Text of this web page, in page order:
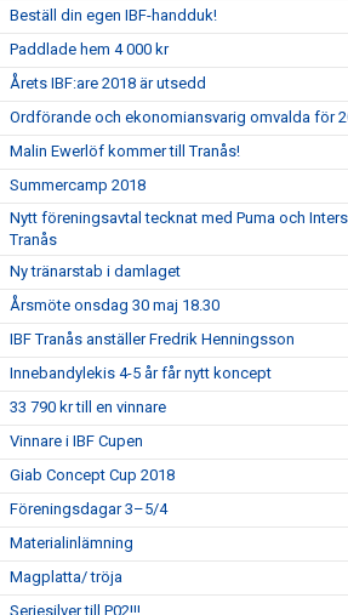
Beställ din egen IBF-handduk!
Paddlade hem 4 000 kr
Årets IBF:are 2018 är utsedd
Ordförande och ekonomiansvarig omvalda för
Malin Ewerlöf kommer till Tranås!
Summercamp 2018
Nytt föreningsavtal tecknat med Puma och
Tranås
Ny tränarstab i damlaget
Årsmöte onsdag 30 maj 18.30
IBF Tranås anställer Fredrik Henningsson
Innebandylekis 4-5 år får nytt koncept
33 790 kr till en vinnare
Vinnare i IBF Cupen
Giab Concept Cup 2018
Föreningsdagar 3–5/4
Materialinlämning
Magplatta/ tröja
Seriesilver till P02!!!